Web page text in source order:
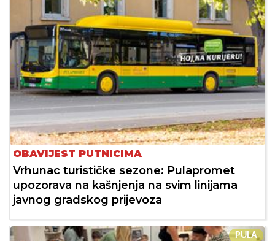
OBAVIJEST PUTNICIMA
Vrhunac turističke sezone: Pulapromet
upozorava na kašnjenja na svim linijama
javnog gradskog prijevoza
PULA